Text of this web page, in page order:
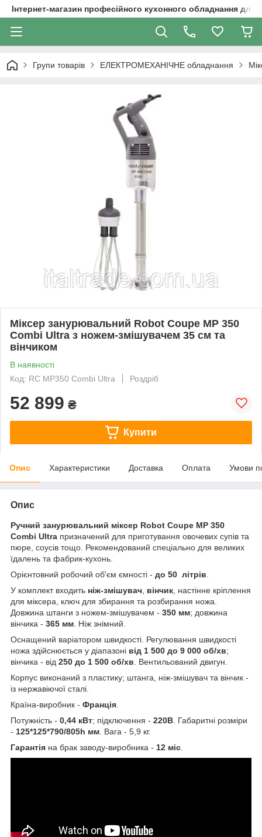
Інтернет-магазин професійного кухонного обладнання
Групи товарів ЕЛЕКТРОМЕХАНІЧНЕ обладнання
Міксер занурювальний Robot Coupe MP 350
Combi Ultra з ножем-змішувачем 35 см та
вінчиком
В наявності
Код: RC MP350 Combi Ultra
Роздріб
52 899 ₴
Купити
Опис Характеристики Доставка Оплата Умови
Опис
Ручний занурювальний міксер Robot Coupe MP 350
Combi Ultra призначений для приготування овочевих супів та
пюре, соусів тощо. Рекомендований спеціально для великих
їдалень та фабрик-кухонь.
Орієнтовний робочий об'єм ємності - до 50 літрів
У комплект входить ніж-змішувач вінчик , настінне кріплення
для міксера, ключ для збирання та розбирання ножа.
Довжина штанги з ножем-змішувачем - 350 мм; довжина
вінчика - 365 мм . Ніж знімний.
Оснащений варіатором швидкості. Регулювання швидкості
ножа здійснюється у діапазоні від 1 500 до 9 000 об/хв;
вінчика - від 250 до 1 500 об/хв . Вентильований двигун.
Корпус виконаний з пластику; штанга, ніж-змішувач та вінчик -
із нержавіючої сталі.
Країна-виробник - Франція
Потужність - 0,44 кВт; підключення - 220В . Габаритні розміри
- 125*125*790/805h мм . Вага - 5,9 кг.
Гарантія на брак заводу-виробника - 12 міс